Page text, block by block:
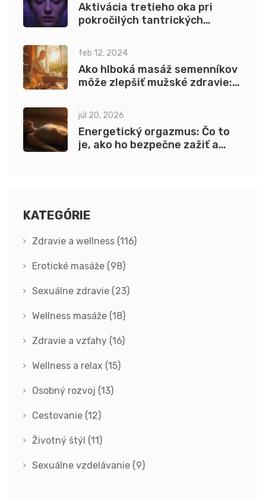
Aktivácia tretieho oka pri
pokročilých tantrických
feb 12, 2024
Ako hlboká masáž semenníkov
môže zlepšiť mužské zdravie:
júl 20, 2026
Energetický orgazmus: Čo to
je, ako ho bezpečne zažiť a
KATEGÓRIE
Zdravie a wellness (116)
Erotické masáže (98)
Sexuálne zdravie (23)
Wellness masáže (18)
Zdravie a vzťahy (16)
Wellness a relax (15)
Osobný rozvoj (13)
Cestovanie (12)
Životný štýl (11)
Sexuálne vzdelávanie (9)